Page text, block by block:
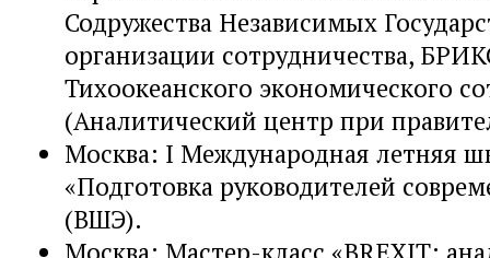
Содружества Независимых
организации сотрудничества,
Тихоокеанского экономического
(Аналитический центр при
Москва: I Международная летняя
«Подготовка руководителей
(ВШЭ).